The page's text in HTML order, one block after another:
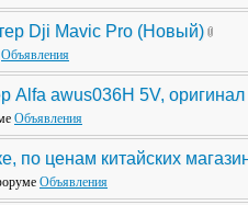
Dji Mavic Pro (Новый)
Объявления
Alfa awus036H 5V, оригинал
Объявления
по ценам китайских
Объявления